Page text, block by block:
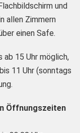
und
allen Zimmern
einen Safe.
ab 15 Uhr möglich,
11 Uhr (sonntags
Öffnungszeiten